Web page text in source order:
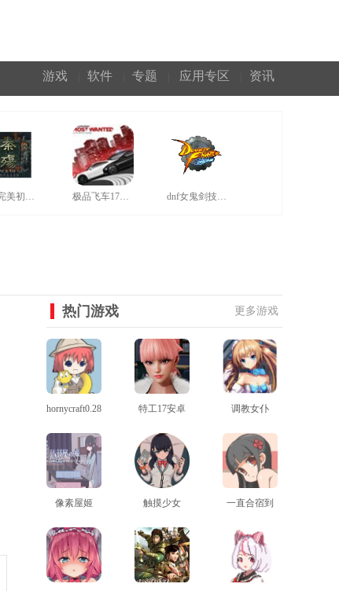
游戏 软件 专题 应用专区 资讯
秦殇完美初始存档 极品飞车17汉化补丁 dnf女鬼剑技能补丁
热门游戏 更多游戏
hornycraft0.28.1
汉化版
查看
特工17安卓
最新版
查看
调教女仆
查看
像素屋姬
v0.2.3最新版
查看
触摸少女
touchitrikka游
戏2完整版
查看
一直合宿到
植